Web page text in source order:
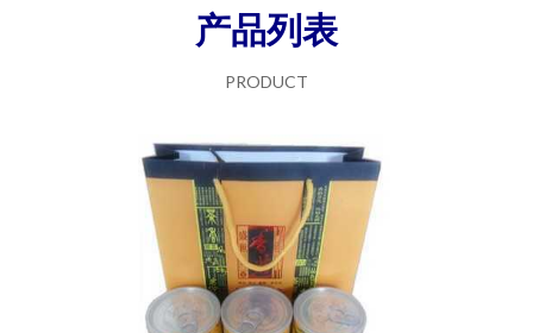
产品列表
PRODUCT